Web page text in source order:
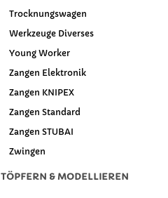
Trocknungswagen
Werkzeuge Diverses
Young Worker
Zangen Elektronik
Zangen KNIPEX
Zangen Standard
Zangen STUBAI
Zwingen
TÖPFERN & MODELLIEREN